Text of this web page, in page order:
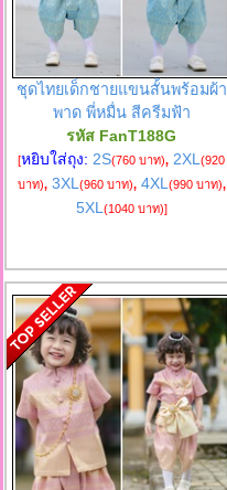
ชุดไทยเด็กชายแขนสั้นพร้อมผ้า
พาด พี่หมื่น สีครีมฟ้า
รหัส FanT188G
[หยิบใส่ถุง: 2S(760 บาท), 2XL(920
บาท), 3XL (960 บาท), 4XL (990 บาท),
5XL (1040 บาท)]